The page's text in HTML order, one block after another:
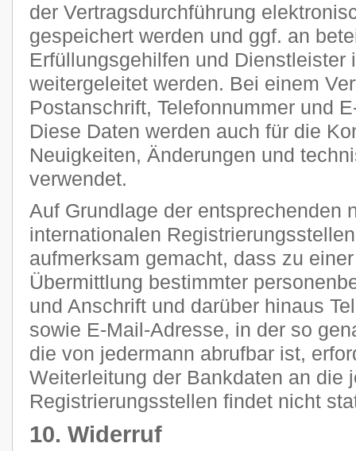
der Vertragsdurchführung
gespeichert werden und ggf. an
Erfüllungsgehilfen und Dienstleister
weitergeleitet werden. Bei einem
Postanschrift, Telefonnummer und
Diese Daten werden auch für die
Neuigkeiten, Änderungen und
verwendet.
Auf Grundlage der entsprechenden
internationalen
aufmerksam gemacht, dass zu
Übermittlung bestimmter
und Anschrift und darüber hinaus
sowie E-Mail-Adresse, in der so
die von jedermann abrufbar ist,
Weiterleitung der Bankdaten an die
Registrierungsstellen findet nicht
10. Widerruf